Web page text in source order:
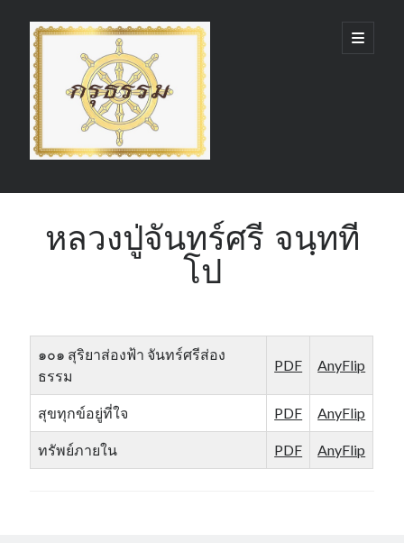
กรุ
ธรรม
(GruDhamma.com)
open
primary
Sidebar
หลวงปู่จันทร์ศรี จนฺทที
โป
๑๐๑ สุริยาส่องฟ้า จันทร์ศรีส่อง
ธรรม
PDF AnyFlip
สุขทุกข์อยู่ที่ใจ PDF AnyFlip
ทรัพย์ภายใน PDF AnyFlip